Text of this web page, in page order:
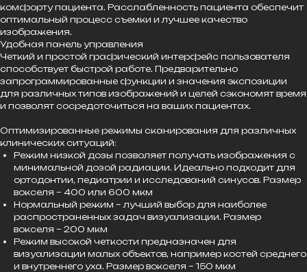
комфорту пациента. Расслабленность пациента обеспечит
оптимальный процесс съемки и лучшее качество
изображения.
Удобная панель управления
Четкий и простой графический интерфейс пользователя
способствует быстрой работе. Предварительно
запрограммированные функции и значения экспозиции
для различных типов изображений и целей сэкономят время
и позволят сосредоточиться на ваших пациентах.
Оптимизированные режимы сканирования для различных
клинических ситуаций:
Режим низкой дозы позволяет получать изображения с
минимальной дозой радиации. Идеально подходит для
ортодонтии, педиатрии и исследований синусов. Размер
вокселя – 400 или 600 мкм
Нормальный режим – лучший выбор для наиболее
распространенных задач визуализации. Размер
вокселя – 200 мкм
Режим высокой четкости предназначен для
визуализации малых объектов, например костей среднего
и внутреннего уха. Размер вокселя – 150 мкм